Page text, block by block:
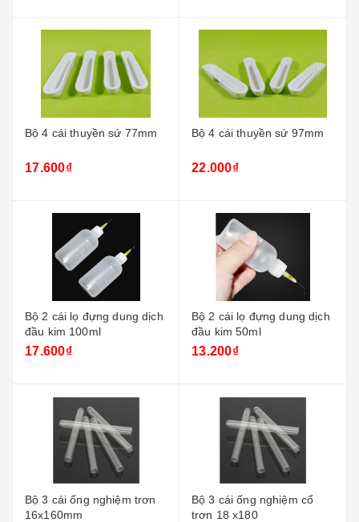
Bộ 4 cái thuyền sứ 77mm
17.600₫
Bộ 4 cái thuyền sứ 97mm
22.000₫
Bộ 2 cái lọ đựng dung dịch
đầu kim 100ml
17.600₫
Bộ 2 cái lọ đựng dung dịch
đầu kim 50ml
13.200₫
Bộ 3 cái ống nghiệm trơn
16x160mm
Bộ 3 cái ống nghiệm cổ
trơn 18 x180